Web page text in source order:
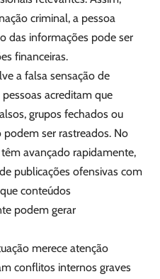
criminal, a pessoa
das informações pode ser
financeiras.
a falsa sensação de
acreditam que
grupos fechados ou
ser rastreados. No
avançado rapidamente,
publicações ofensivas com
conteúdos
podem gerar
merece atenção
conflitos internos graves